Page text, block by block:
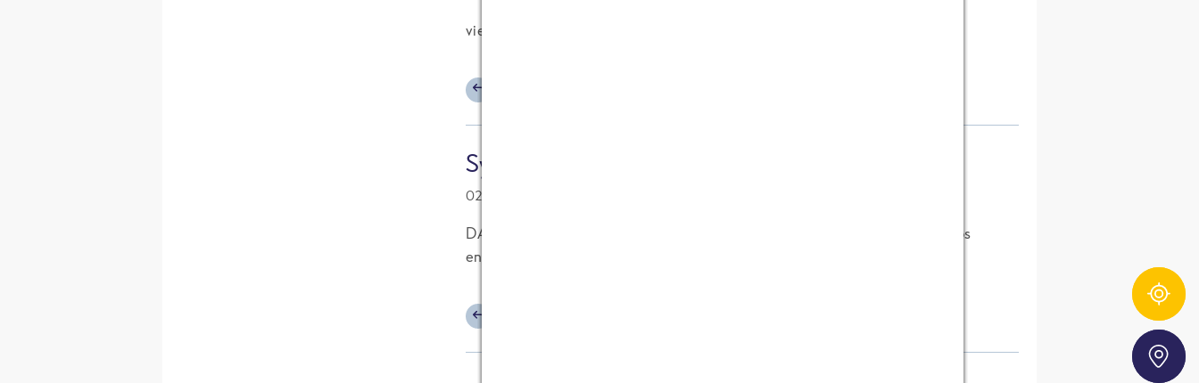
vielen Dank für das perfekte Management!
Sylwia von FRoSTA (New Business)
02.09.2009 at 17:11
DAAAAAAAANKE, Dörte!!!! Ohne Dich würde der ganze Umzug im Chaos
enden!
Zutatentracker
Storefinder